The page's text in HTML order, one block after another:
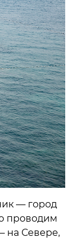
— город
проводим
на Севере,